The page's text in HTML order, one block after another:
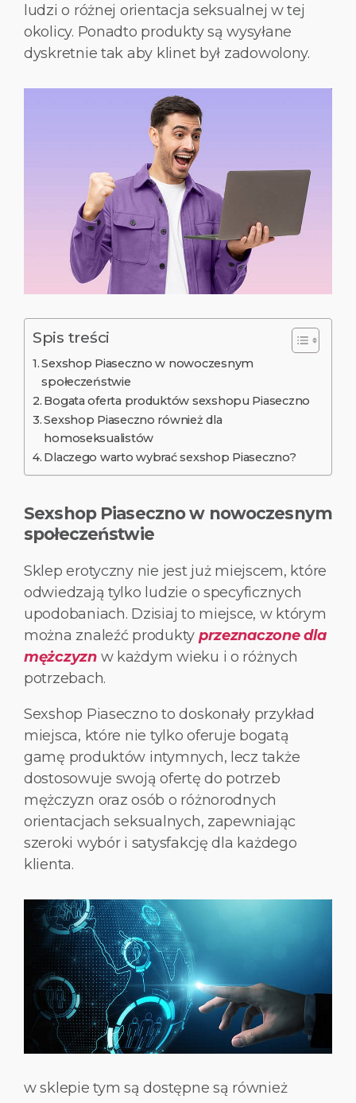
ludzi o różnej orientacja seksualnej w tej
okolicy. Ponadto produkty są wysyłane
dyskretnie tak aby klinet był zadowolony.
Spis treści
Sexshop Piaseczno w nowoczesnym
społeczeństwie
Bogata oferta produktów sexshopu Piaseczno
Sexshop Piaseczno również dla
homoseksualistów
Dlaczego warto wybrać sexshop Piaseczno?
Sexshop Piaseczno w nowoczesnym
społeczeństwie
Sklep erotyczny nie jest już miejscem, które
odwiedzają tylko ludzie o specyficznych
upodobaniach. Dzisiaj to miejsce, w którym
można znaleźć produkty przeznaczone dla
mężczyznw każdym wieku i o różnych
potrzebach.
Sexshop Piaseczno to doskonały przykład
miejsca, które nie tylko oferuje bogatą
gamę produktów intymnych, lecz także
dostosowuje swoją ofertę do potrzeb
mężczyzn oraz osób o różnorodnych
orientacjach seksualnych, zapewniając
szeroki wybór i satysfakcję dla każdego
klienta.
w sklepie tym są dostępne są również